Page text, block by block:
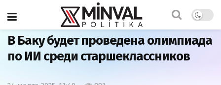
Главная Наша жизнь
В Баку будет проведена олимпиада
по ИИ среди старшеклассников